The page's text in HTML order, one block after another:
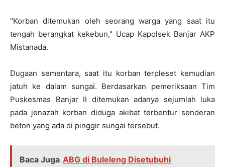
"Korban ditemukan oleh seorang warga yang saat itu
tengah berangkat kekebun," Ucap Kapolsek Banjar AKP
Mistanada.
Dugaan sementara, saat itu korban terpleset kemudian
jatuh ke dalam sungai. Berdasarkan pemeriksaan Tim
Puskesmas Banjar II ditemukan adanya sejumlah luka
pada jenazah korban diduga akibat terbentur senderan
beton yang ada di pinggir sungai tersebut.
Baca Juga ABG di Buleleng Disetubuhi